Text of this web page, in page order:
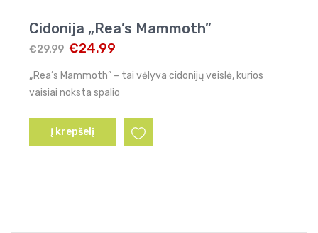
Cidonija „Rea’s Mammoth”
€29.99
price
was:
€24.99
price
is:
„Rea’s Mammoth” – tai vėlyva cidonijų veislė, kurios
vaisiai noksta spalio
Į krepšelį